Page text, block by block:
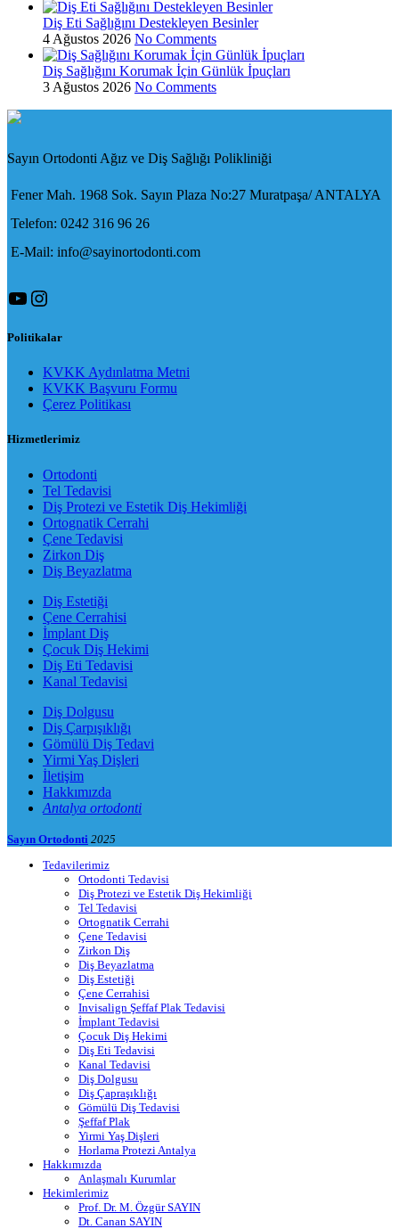
Diş Eti Sağlığını Destekleyen Besinler
4 Ağustos 2026 No Comments
Diş Sağlığını Korumak İçin Günlük İpuçları
3 Ağustos 2026 No Comments
Sayın Ortodonti Ağız ve Diş Sağlığı Polikliniği
Fener Mah. 1968 Sok. Sayın Plaza No:27 Muratpaşa/ ANTALYA
Telefon: 0242 316 96 26
E-Mail: info@sayinortodonti.com
YouTube
Instagram
Politikalar
KVKK Aydınlatma Metni
KVKK Başvuru Formu
Çerez Politikası
Hizmetlerimiz
Ortodonti
Tel Tedavisi
Diş Protezi ve Estetik Diş Hekimliği
Ortognatik Cerrahi
Çene Tedavisi
Zirkon Diş
Diş Beyazlatma
Diş Estetiği
Çene Cerrahisi
İmplant Diş
Çocuk Diş Hekimi
Diş Eti Tedavisi
Kanal Tedavisi
Diş Dolgusu
Diş Çarpışıklığı
Gömülü Diş Tedavi
Yirmi Yaş Dişleri
İletişim
Hakkımızda
Antalya ortodonti
Sayın Ortodonti 2025
Tedavilerimiz
Ortodonti Tedavisi
Diş Protezi ve Estetik Diş Hekimliği
Tel Tedavisi
Ortognatik Cerrahi
Çene Tedavisi
Zirkon Diş
Diş Beyazlatma
Diş Estetiği
Çene Cerrahisi
Invisalign Şeffaf Plak Tedavisi
İmplant Tedavisi
Çocuk Diş Hekimi
Diş Eti Tedavisi
Kanal Tedavisi
Diş Dolgusu
Diş Çapraşıklığı
Gömülü Diş Tedavisi
Şeffaf Plak
Yirmi Yaş Dişleri
Horlama Protezi Antalya
Hakkımızda
Anlaşmalı Kurumlar
Hekimlerimiz
Prof. Dr. M. Özgür SAYIN
Dt. Canan SAYIN